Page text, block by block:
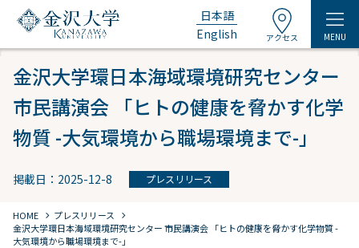
日本語
English
アクセス MENU
金沢大学環日本海域環境研究センター
市民講演会 「ヒトの健康を脅かす化学
物質 -大気環境から職場環境まで-」
掲載日：2025-12-8 プレスリリース
HOME chevron_right プレスリリース chevron_right
金沢大学環日本海域環境研究センター 市民講演会 「ヒトの健康を脅かす化学物質 -
大気環境から職場環境まで-」